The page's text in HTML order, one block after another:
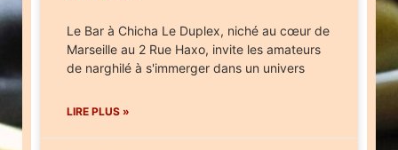
Le Bar à Chicha Le Duplex, niché au cœur de
Marseille au 2 Rue Haxo, invite les amateurs
de narghilé à s'immerger dans un univers
LIRE PLUS »